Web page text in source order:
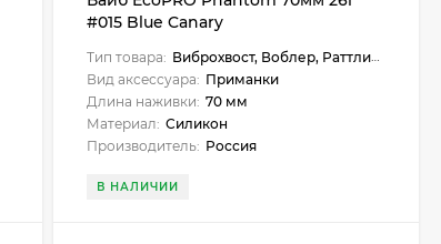
#015 Blue Canary
Тип товара: Виброхвост, Воблер, Раттлин, Вайб
Вид аксессуара: Приманки
Длина наживки: 70 мм
Материал: Силикон
Производитель: Россия
В НАЛИЧИИ